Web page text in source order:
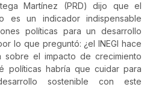
Martínez (PRD) dijo que el
es un indicador indispensable
políticas para un desarrollo
lo que preguntó: ¿el INEGI hace
sobre el impacto de crecimiento
políticas habría que cuidar para
sostenible con este